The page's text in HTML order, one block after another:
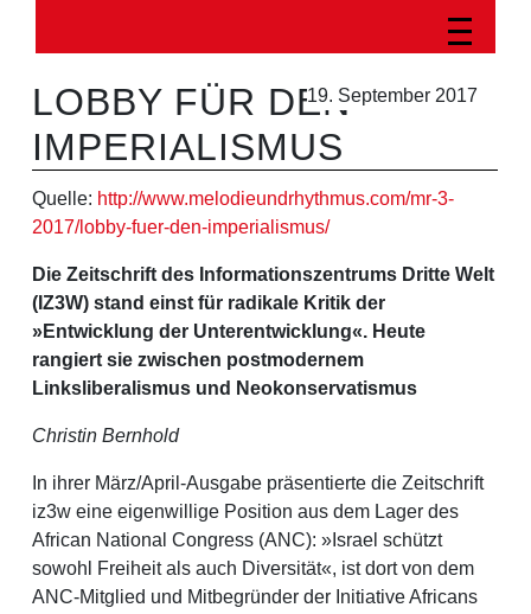
19. September 2017
LOBBY FÜR DEN
IMPERIALISMUS
Quelle: http://www.melodieundrhythmus.com/mr-3-
2017/lobby-fuer-den-imperialismus/
Die Zeitschrift des Informationszentrums Dritte Welt
(IZ3W) stand einst für radikale Kritik der
»Entwicklung der Unterentwicklung«. Heute
rangiert sie zwischen postmodernem
Linksliberalismus und Neokonservatismus
Christin Bernhold
In ihrer März/April-Ausgabe präsentierte die Zeitschrift
iz3w eine eigenwillige Position aus dem Lager des
African National Congress (ANC): »Israel schützt
sowohl Freiheit als auch Diversität«, ist dort von dem
ANC-Mitglied und Mitbegründer der Initiative Africans